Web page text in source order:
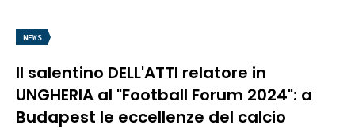
NEWS
Il salentino DELL'ATTI relatore in
UNGHERIA al "Football Forum 2024": a
Budapest le eccellenze del calcio